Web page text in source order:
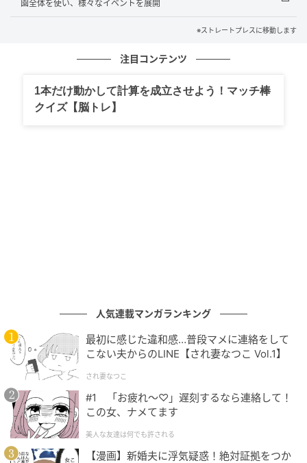
ストレートプレス
ストレートプレス
大和製罐のブースでは、「缶」がつくられてから日本
中に届けられるまでを学び、オリジナル缶を制作する
ことができる。
園全体を使い、様々なイベントを展開
※ストレートプレスに移動します
注目コンテンツ
1本だけ動かして計算を成立させよう！マッチ棒
クイズ【脳トレ】
人気連載マンガランキング
最初に感じた違和感…普段マメに連絡をして
こない夫からのLINE【され妻なつこ Vol.1】
され妻なつこ
#1 「お疲れ〜♡」遅刻するなら連絡して！
この女、ナメてます
美人な友達は何でも許される
【漫画】新婚夫に浮気疑惑！絶対証拠をつか